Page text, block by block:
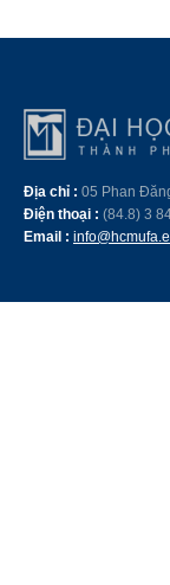
Địa chỉ : 05 Phan
Điện thoại : (84.8) 3
Email :